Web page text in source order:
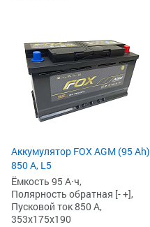
Аккумулятор FOX AGM (95 Ah)
850 А, L5
Ёмкость 95 А·ч,
Полярность обратная [- +],
Пусковой ток 850 А,
353x175x190